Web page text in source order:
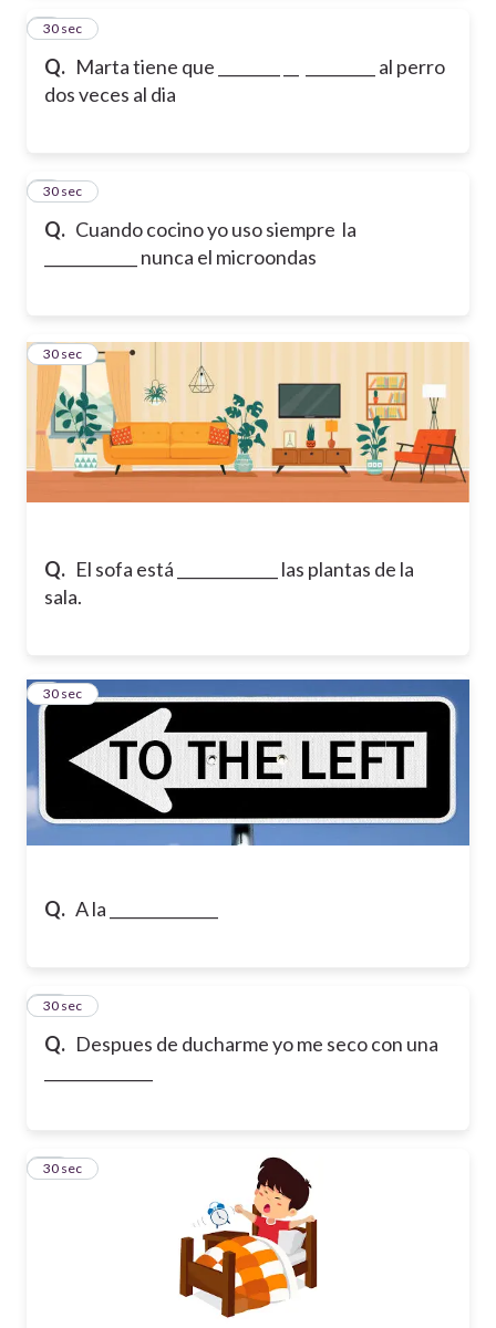
Q. Marta tiene que ________ __ _________ al perro
dos veces al dia
6
30 sec
Q. Cuando cocino yo uso siempre la
____________ nunca el microondas
7
30 sec
Q. El sofa está _____________ las plantas de la
sala.
8
30 sec
Q. A la ______________
9
30 sec
Q. Despues de ducharme yo me seco con una
10
30 sec
11
30 sec